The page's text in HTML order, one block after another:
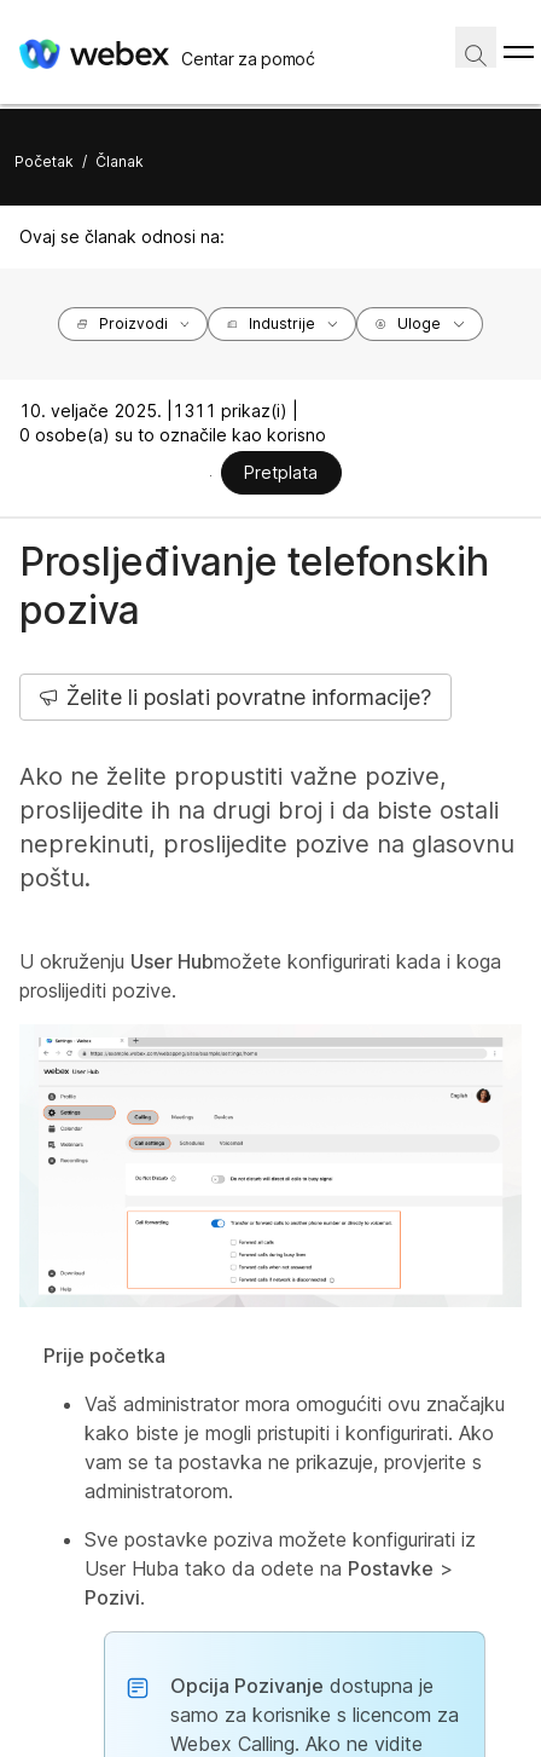
Centar za pomoć
Početak / Članak
Ovaj se članak odnosi na:
Proizvodi Industrije Uloge
10. veljače 2025. |
1311 prikaz(i) |
0 osobe(a) su to označile kao korisno
Pretplata
Prosljeđivanje telefonskih
poziva
Želite li poslati povratne informacije?
Ako ne želite propustiti važne pozive,
proslijedite ih na drugi broj i da biste ostali
neprekinuti, proslijedite pozive na glasovnu
poštu.
U okruženju User Hubmožete konfigurirati kada i koga
proslijediti pozive.
Prije početka
Vaš administrator mora omogućiti ovu značajku
kako biste je mogli pristupiti i konfigurirati. Ako
vam se ta postavka ne prikazuje, provjerite s
administratorom.
Sve postavke poziva možete konfigurirati iz
User Huba tako da odete na Postavke >
Pozivi.
Opcija Pozivanje dostupna je
samo za korisnike s licencom za
Webex Calling. Ako ne vidite